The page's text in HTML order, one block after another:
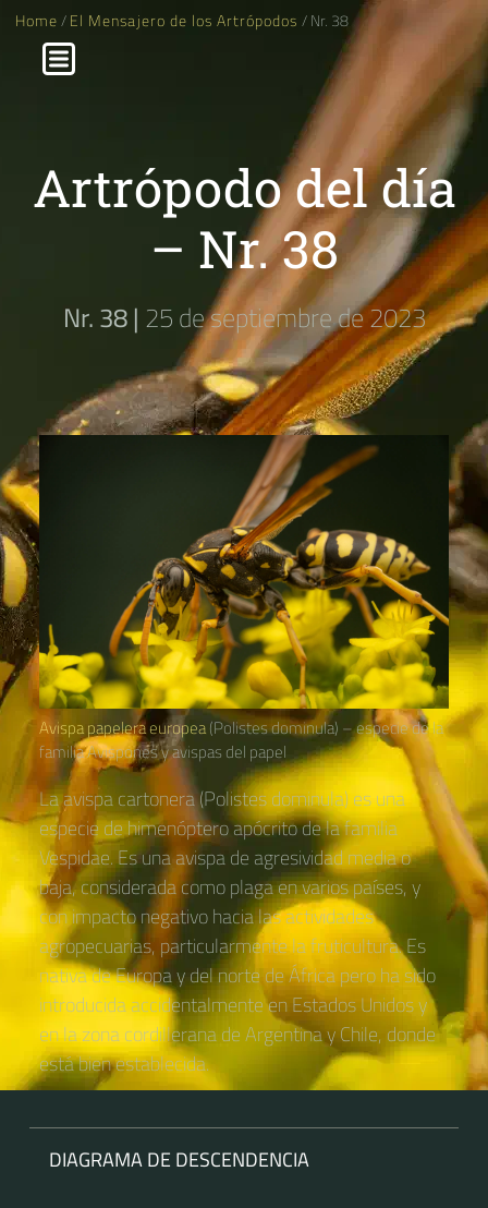
Home/El Mensajero de los Artrópodos / Nr. 38
Artrópodo del día
– Nr. 38
Nr. 38 | 25 de septiembre de 2023
Avispa papelera europea(Polistes dominula) – especie de la
familia Avispones y avispas del papel
La avispa cartonera (Polistes dominula) es una
especie de himenóptero apócrito de la familia
Vespidae. Es una avispa de agresividad media o
baja, considerada como plaga en varios países, y
con impacto negativo hacia las actividades
agropecuarias, particularmente la fruticultura. Es
nativa de Europa y del norte de África pero ha sido
introducida accidentalmente en Estados Unidos y
en la zona cordillerana de Argentina y Chile, donde
está bien establecida.
DIAGRAMA DE DESCENDENCIA